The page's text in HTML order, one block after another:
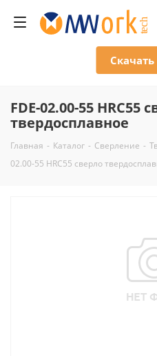
Скачать
FDE-02.00-55 HRC55
твердосплавное
Главная - Каталог - Сверление -
02.00-55 HRC55 сверло